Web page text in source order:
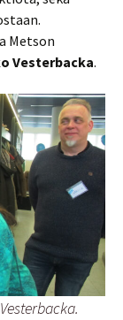
Metson
Vesterbacka.